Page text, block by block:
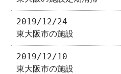
2019/12/24
東大阪市の施設
2019/12/10
東大阪市の施設